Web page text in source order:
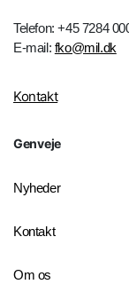
Telefon: +45 7284
E-mail: fko@mil.dk
Kontakt
Genveje
Nyheder
Kontakt
Om os